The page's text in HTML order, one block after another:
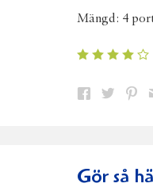
Mängd: 4
Dela Dela
Gör så